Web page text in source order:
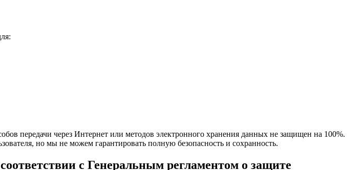
передачи через Интернет или методов электронного хранения данных не защищен на 100%.
но мы не можем гарантировать полную безопасность и сохранность.
с Генеральным регламентом о защите